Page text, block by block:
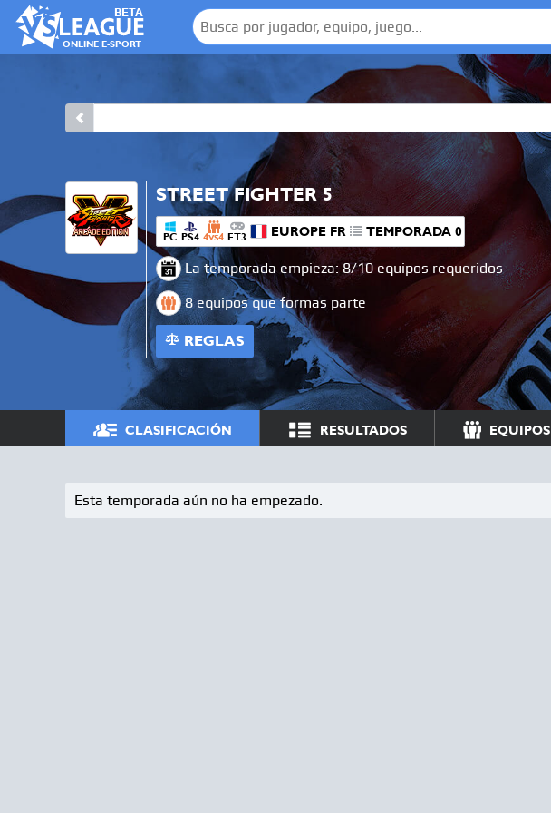
BETA
ONLINE E-SPORT
STREET FIGHTER 5
PC PS4 4VS4 FT3 EUROPE FR TEMPORADA 0
La temporada empieza: 8/10 equipos requeridos
8 equipos que formas parte
REGLAS
CLASIFICACIÓN RESULTADOS EQUIPOS
Esta temporada aún no ha empezado.